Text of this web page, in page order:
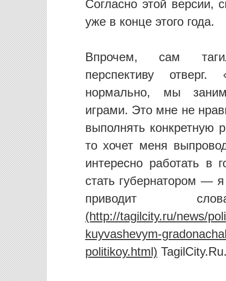
Согласно этой версии,
уже в конце этого года.
Впрочем, сам
перспективу
нормально, мы
играми. Это мне не
выполнять конкретную
то хочет меня
интересно работать в
стать губернатором —
приводит